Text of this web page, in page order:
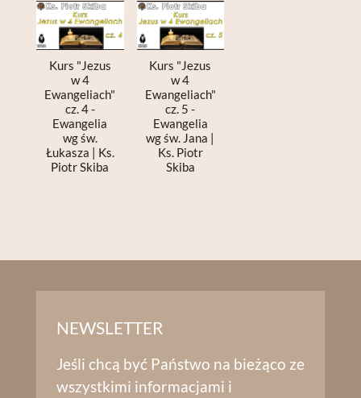
Kurs "Jezus
w 4
Ewangeliach"
cz. 4 -
Ewangelia
wg św.
Łukasza | Ks.
Piotr Skiba
Kurs "Jezus
w 4
Ewangeliach"
cz. 5 -
Ewangelia
wg św. Jana |
Ks. Piotr
Skiba
NEWSLETTER
Jeśli chcą być Państwo na bieżąco ze
wszystkimi informacjami i